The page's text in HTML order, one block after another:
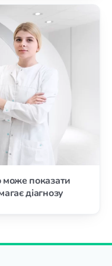
показати
діагнозу